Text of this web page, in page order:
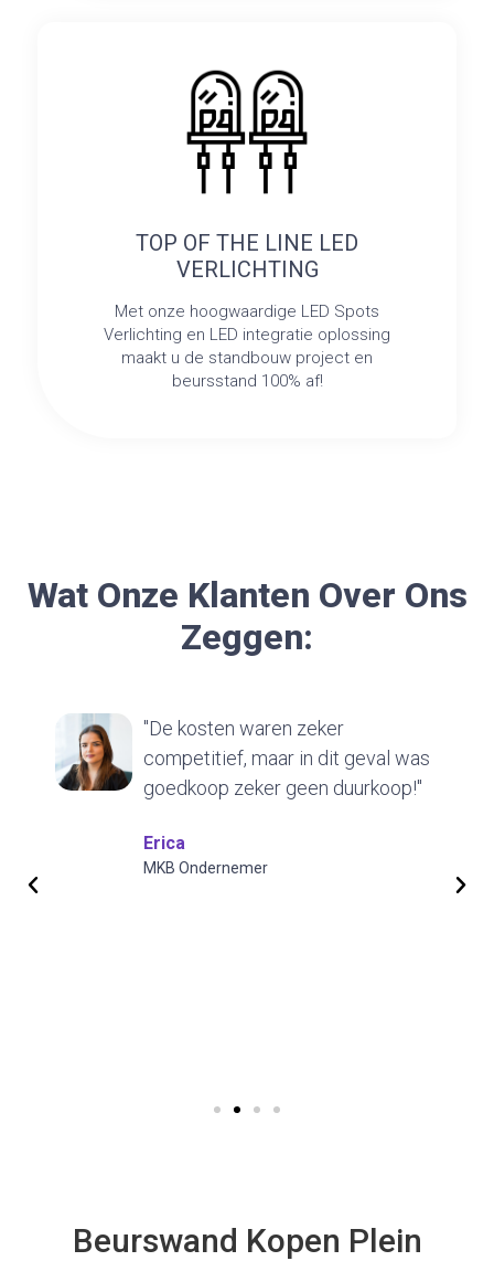
TOP OF THE LINE LED
VERLICHTING
Met onze hoogwaardige LED Spots
Verlichting en LED integratie oplossing
maakt u de standbouw project en
beursstand 100% af!
Wat Onze Klanten Over Ons
Zeggen:
"De kosten waren zeker
competitief, maar in dit geval was
goedkoop zeker geen duurkoop!"
Erica
MKB Ondernemer
Beurswand Kopen Plein